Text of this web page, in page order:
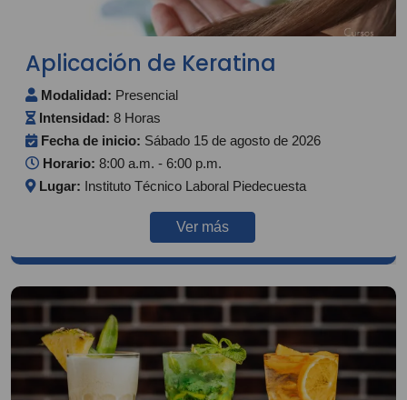
Aplicación de Keratina
Modalidad: Presencial
Intensidad: 8 Horas
Fecha de inicio: Sábado 15 de agosto de 2026
Horario: 8:00 a.m. - 6:00 p.m.
Lugar: Instituto Técnico Laboral Piedecuesta
Ver más